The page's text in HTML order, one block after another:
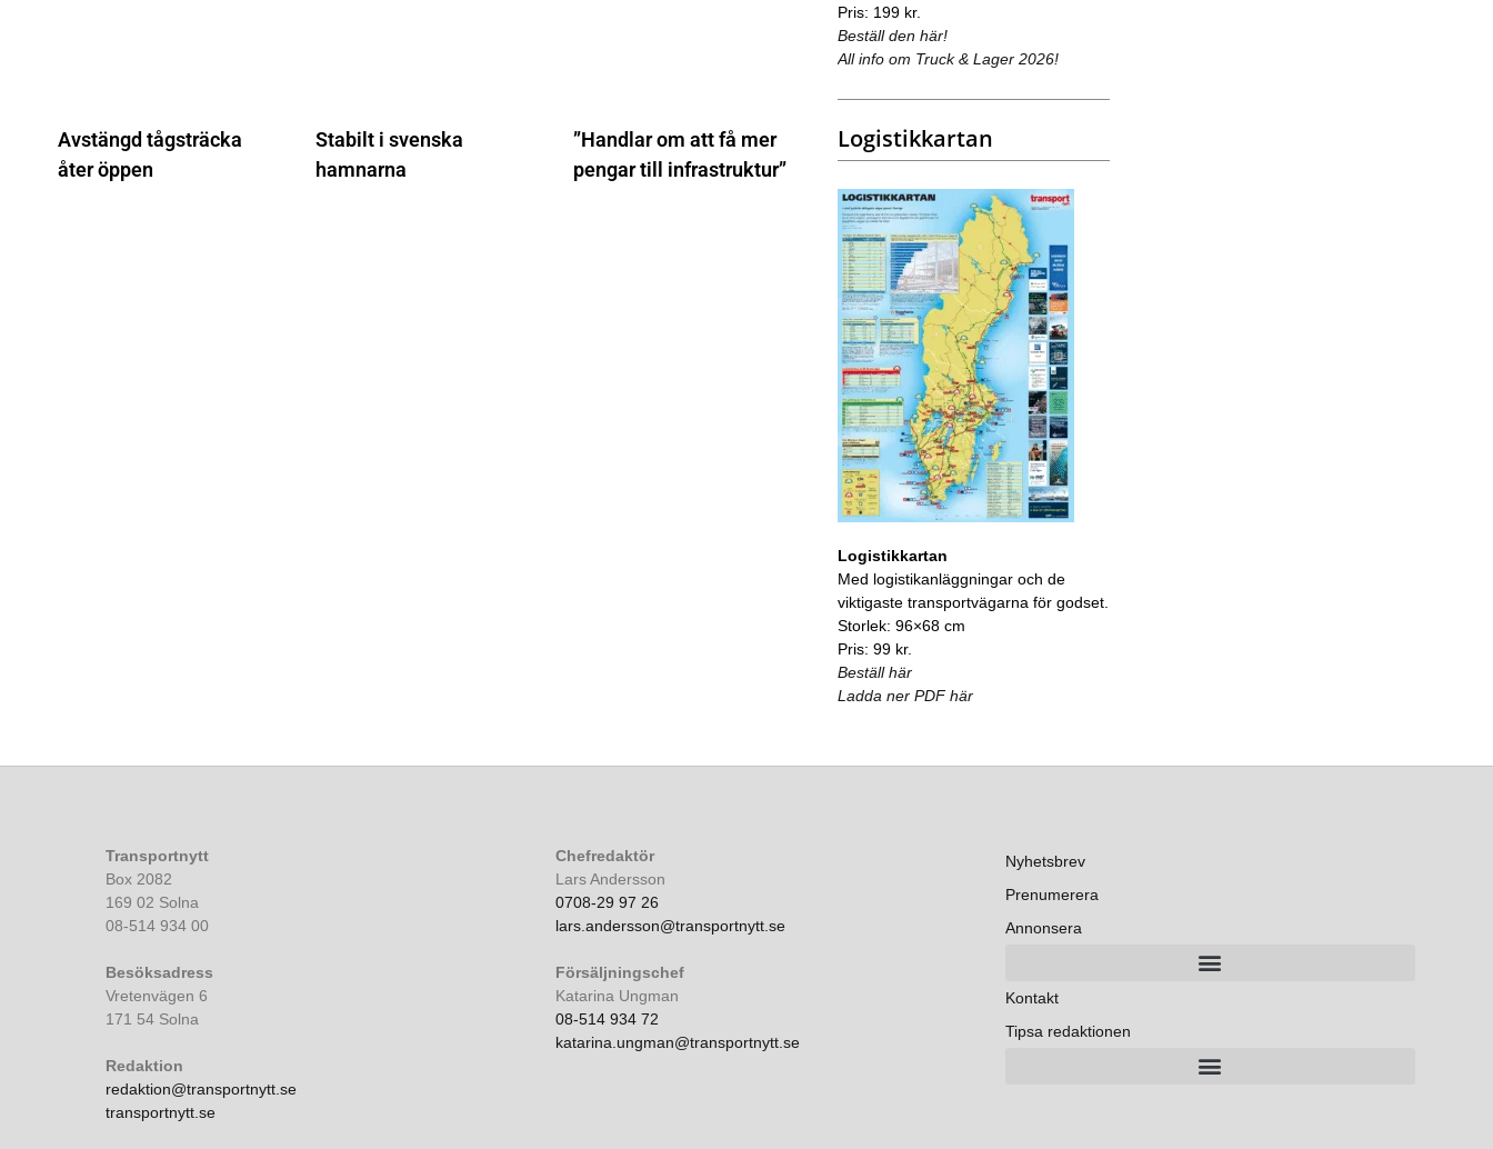
Avstängd tågsträcka
åter öppen
Stabilt i svenska
hamnarna
”Handlar om att få mer
pengar till infrastruktur”
Pris: 199 kr.
Beställ den här!
All info om Truck & Lager 2026!
Logistikkartan
Logistikkartan
Med logistikanläggningar och de
viktigaste transportvägarna för godset.
Storlek: 96×68 cm
Pris: 99 kr.
Beställ här
Ladda ner PDF här
Transportnytt
Box 2082
169 02 Solna
08-514 934 00
Besöksadress
Vretenvägen 6
171 54 Solna
Redaktion
redaktion@transportnytt.se
transportnytt.se
Chefredaktör
Lars Andersson
0708-29 97 26
lars.andersson@transportnytt.se
Försäljningschef
Katarina Ungman
08-514 934 72
katarina.ungman@transportnytt.se
Nyhetsbrev
Prenumerera
Annonsera
Kontakt
Tipsa redaktionen